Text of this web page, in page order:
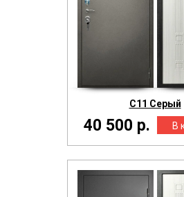
С11 Серый
40 500 р.